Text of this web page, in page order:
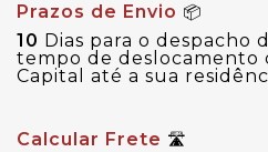
Prazos de Envio 📦
10 Dias para o despacho
tempo de deslocamento
Capital até a sua
Calcular Frete 🛣